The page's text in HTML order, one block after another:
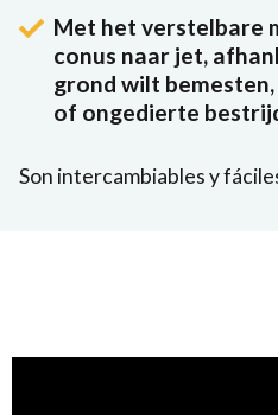
Met het verstelbare
conus naar jet,
grond wilt
of ongedierte
Son intercambiables y